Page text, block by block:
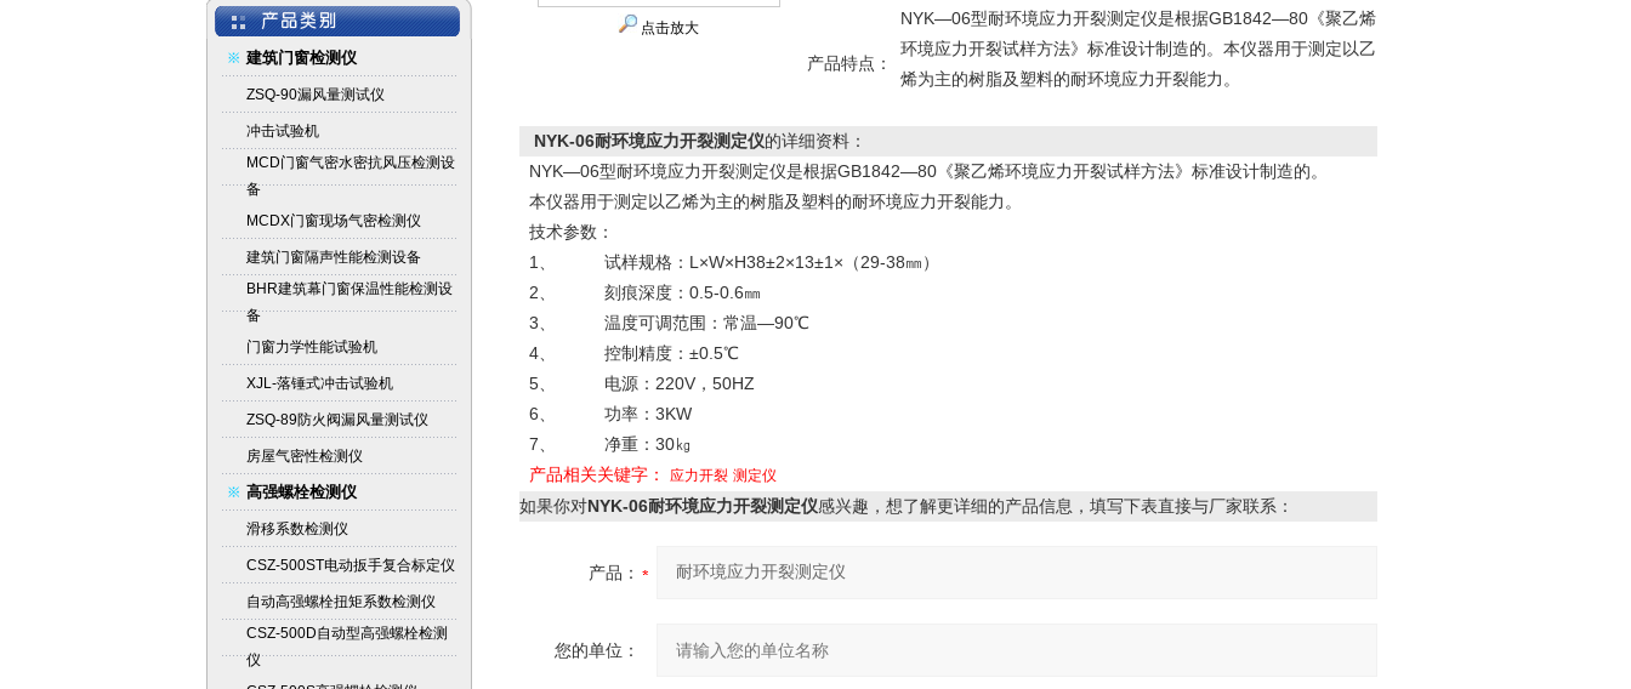
建筑门窗检测仪
ZSQ-90漏风量测试仪
冲击试验机
MCD门窗气密水密抗风压检测设
备
MCDX门窗现场气密检测仪
建筑门窗隔声性能检测设备
BHR建筑幕门窗保温性能检测设
备
门窗力学性能试验机
XJL-落锤式冲击试验机
ZSQ-89防火阀漏风量测试仪
房屋气密性检测仪
高强螺栓检测仪
滑移系数检测仪
CSZ-500ST电动扳手复合标定仪
自动高强螺栓扭矩系数检测仪
CSZ-500D自动型高强螺栓检测
仪
点击放大
产品特点：
NYK—06型耐环境应力开裂测定仪是根据GB1842—80《聚乙烯
环境应力开裂试样方法》标准设计制造的。本仪器用于测定以乙
烯为主的树脂及塑料的耐环境应力开裂能力。
NYK-06耐环境应力开裂测定仪的详细资料：
NYK—06型耐环境应力开裂测定仪是根据GB1842—80《聚乙烯环境应力开裂试样方法》标准设计制造的。
本仪器用于测定以乙烯为主的树脂及塑料的耐环境应力开裂能力。
技术参数：
1、 试样规格：L×W×H38±2×13±1×（29-38㎜）
2、 刻痕深度：0.5-0.6㎜
3、 温度可调范围：常温—90℃
4、 控制精度：±0.5℃
5、 电源：220V，50HZ
6、 功率：3KW
7、 净重：30㎏
产品相关关键字：
应力开裂 测定仪
如果你对NYK-06耐环境应力开裂测定仪感兴趣，想了解更详细的产品信息，填写下表直接与厂家联系：
产品：
您的单位：